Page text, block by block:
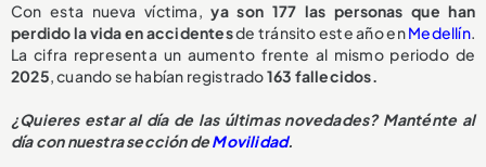
Con esta nueva víctima,ya son 177 las personas que han
perdido la vida en accidentesde tránsito este año enMedellín.
La cifra representa un aumento frente al mismo periodo de
2025, cuando se habían registrado163 fallecidos.
¿Quieres estar al día de las últimas novedades? Manténte al
día con nuestra sección deMovilidad.